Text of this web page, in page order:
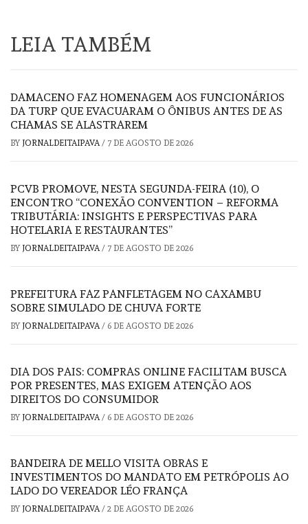
LEIA TAMBÉM
DAMACENO FAZ HOMENAGEM AOS FUNCIONÁRIOS
DA TURP QUE EVACUARAM O ÔNIBUS ANTES DE AS
CHAMAS SE ALASTRAREM
BY JORNALDEITAIPAVA / 7 DE AGOSTO DE 2026
PCVB PROMOVE, NESTA SEGUNDA-FEIRA (10), O
ENCONTRO “CONEXÃO CONVENTION – REFORMA
TRIBUTÁRIA: INSIGHTS E PERSPECTIVAS PARA
HOTELARIA E RESTAURANTES”
BY JORNALDEITAIPAVA / 7 DE AGOSTO DE 2026
PREFEITURA FAZ PANFLETAGEM NO CAXAMBU
SOBRE SIMULADO DE CHUVA FORTE
BY JORNALDEITAIPAVA / 6 DE AGOSTO DE 2026
DIA DOS PAIS: COMPRAS ONLINE FACILITAM BUSCA
POR PRESENTES, MAS EXIGEM ATENÇÃO AOS
DIREITOS DO CONSUMIDOR
BY JORNALDEITAIPAVA / 6 DE AGOSTO DE 2026
BANDEIRA DE MELLO VISITA OBRAS E
INVESTIMENTOS DO MANDATO EM PETRÓPOLIS AO
LADO DO VEREADOR LÉO FRANÇA
BY JORNALDEITAIPAVA / 2 DE AGOSTO DE 2026